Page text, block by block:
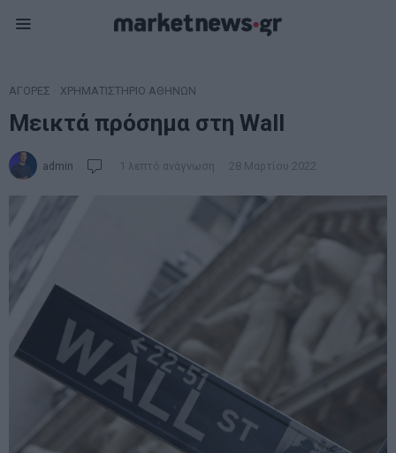
ΑΓΟΡΕΣ ΧΡΗΜΑΤΙΣΤΗΡΙΟ ΑΘΗΝΩΝ
Μεικτά πρόσημα στη Wall
admin 1 λεπτό ανάγνωση 28 Μαρτίου 2022